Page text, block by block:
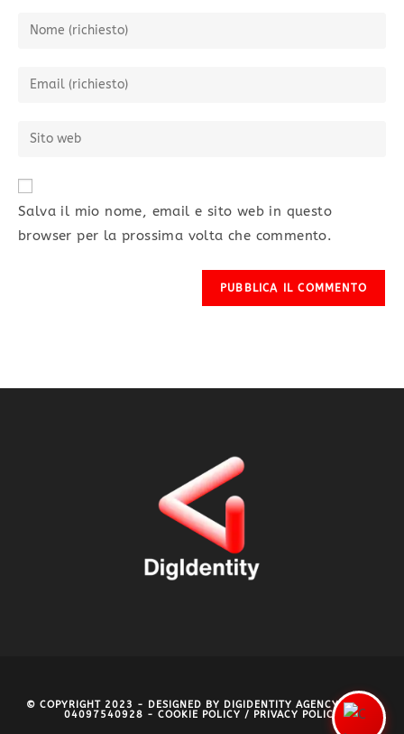
Salva il mio nome, email e sito web in questo
browser per la prossima volta che commento.
© COPYRIGHT 2023 - DESIGNED BY DIGIDENTITY AGENCY- P.IVA
04097540928 - COOKIE POLICY / PRIVACY POLICY